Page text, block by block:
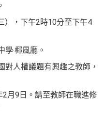
），下午2時10分至下午4
‧椰風廳。
對人權議題有興趣之教師，
月9日。請至教師在職進修